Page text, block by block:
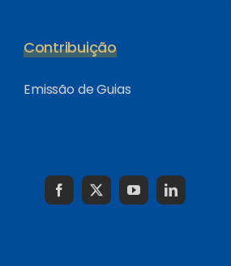
Contribuição
Emissão de Guias